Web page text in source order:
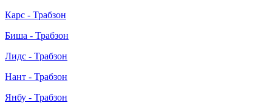
Карс - Трабзон
Биша - Трабзон
Лидс - Трабзон
Нант - Трабзон
Янбу - Трабзон